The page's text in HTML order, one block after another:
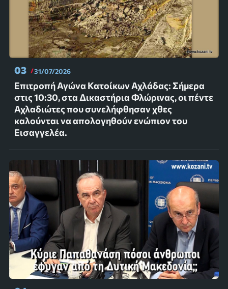
03 31/07/2026
Επιτροπή Αγώνα Κατοίκων Αχλάδας: Σήμερα
στις 10:30, στα Δικαστήρια Φλώρινας, οι πέντε
Αχλαδιώτες που συνελήφθησαν χθες
καλούνται να απολογηθούν ενώπιον του
Εισαγγελέα.